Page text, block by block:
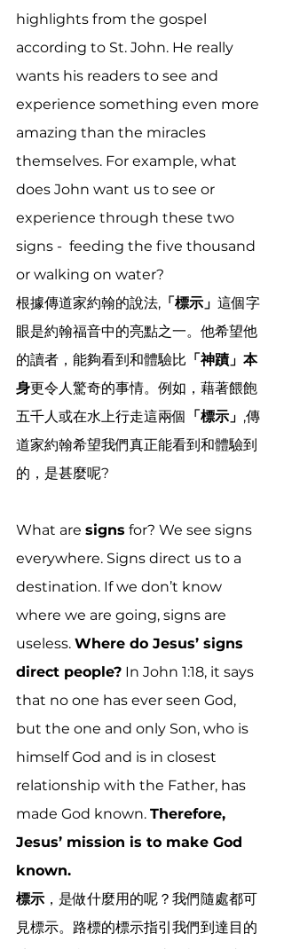
highlights from the gospel
according to St. John. He really
wants his readers to see and
experience something even more
amazing than the miracles
themselves. For example, what
does John want us to see or
experience through these two
signs -  feeding the five thousand
or walking on water?
根據傳道家約翰的說法, 「標示」 這個字
眼是約翰福音中的亮點之一。他希望他
的讀者，能夠看到和體驗比 「神蹟」本
身更令人驚奇的事情。例如，藉著餵飽
五千人或在水上行走這兩個 「標示」 ,傳
道家約翰希望我們真正能看到和體驗到
的，是甚麼呢?
What are signs for? We see signs
everywhere. Signs direct us to a
destination. If we don’t know
where we are going, signs are
useless. Where do Jesus’ signs
direct people? In John 1:18, it says
that no one has ever seen God,
but the one and only Son, who is
himself God and is in closest
relationship with the Father, has
made God known. Therefore,
Jesus’ mission is to make God
known.
標示 ，是做什麼用的呢？我們隨處都可
見標示。路標的標示指引我們到達目的